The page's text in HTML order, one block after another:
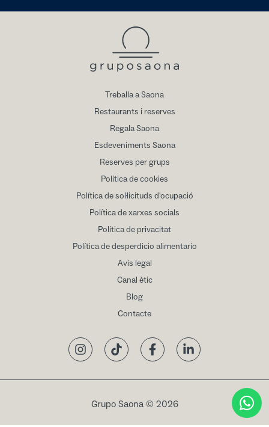
Treballa a Saona
Restaurants i reserves
Regala Saona
Esdeveniments Saona
Reserves per grups
Política de cookies
Política de sol·licituds d'ocupació
Política de xarxes socials
Política de privacitat
Política de desperdicio alimentario
Avís legal
Canal ètic
Blog
Contacte
InstagramTikTok FacebookLinkedIn
Grupo Saona © 2026